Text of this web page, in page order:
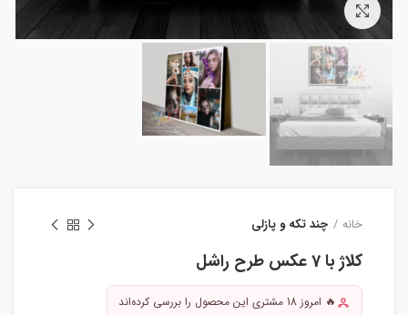
بزرگنمایی تصویر
خانه چند تکه و پازلی
کلاژ با 7 عکس طرح راشل
🔥 امروز 18 مشتری این محصول را بررسی کرده‌اند